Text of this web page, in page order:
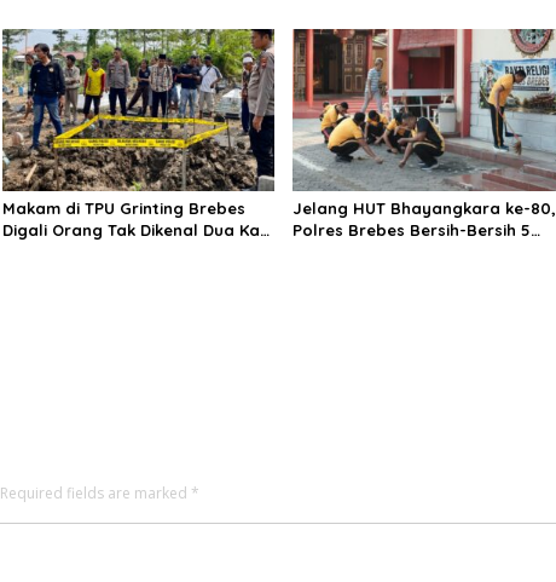
Innova Hantam Pohon di
Bantarkawung
Dibersihkan
Makam di TPU Grinting Brebes
Digali Orang Tak Dikenal Dua Kali,
Jelang HUT Bhayangkara ke-80,
Polres Brebes Bersih-Bersih 5
Required fields are marked *